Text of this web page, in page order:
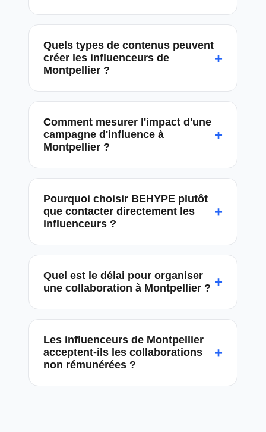
Quels types de contenus peuvent
créer les influenceurs de
Montpellier ?
+
Comment mesurer l'impact d'une
campagne d'influence à
Montpellier ?
+
Pourquoi choisir BEHYPE plutôt
que contacter directement les
influenceurs ?
+
Quel est le délai pour organiser
une collaboration à Montpellier ? +
Les influenceurs de Montpellier
acceptent-ils les collaborations
non rémunérées ?
+